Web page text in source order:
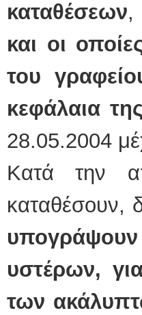
καταθέσεων,
και οι
του
κεφάλαια
28.05.2004
Κατά την
καταθέσουν,
υπογράψουν
υστέρων,
των